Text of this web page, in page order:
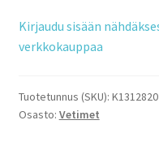
Kirjaudu sisään
verkkokauppaa
Tuotetunnus (SKU): K1312820
Osasto: Vetimet